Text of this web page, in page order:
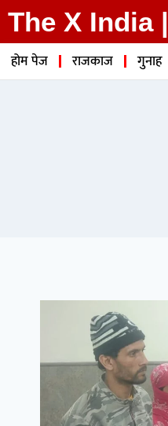
The X India |
होम पेज राजकाज गुनाह